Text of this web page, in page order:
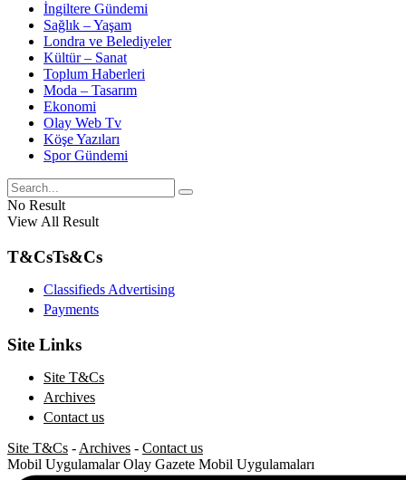
İngiltere Gündemi
Sağlık – Yaşam
Londra ve Belediyeler
Kültür – Sanat
Toplum Haberleri
Moda – Tasarım
Ekonomi
Olay Web Tv
Köşe Yazıları
Spor Gündemi
No Result
View All Result
T&CsTs&Cs
Classifieds Advertising
Payments
Site Links
Site T&Cs
Archives
Contact us
Site T&Cs - Archives - Contact us
Mobil Uygulamalar Olay Gazete Mobil Uygulamaları